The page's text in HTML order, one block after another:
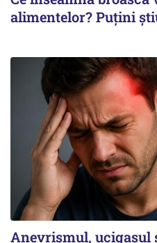
alimentelor? Puțini
Anevrismul, ucigașul